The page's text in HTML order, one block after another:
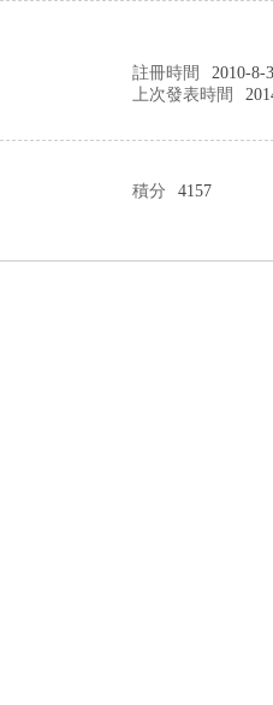
註冊時間
2010-8-
上次發表時間
積分
4157